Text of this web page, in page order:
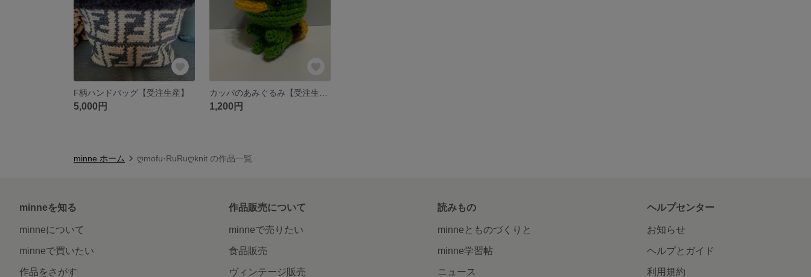
F柄ハンドバッグ【受注生産】
5,000円 1,200円
minne ホーム ღmofu·RuRuღknit の作品一覧
minneを知る
minneについて
minneで買いたい
作品をさがす
作品販売について
minneで売りたい
食品販売
ヴィンテージ販売
読みもの
minneとものづくりと
minne学習帖
ニュース
ヘルプセンター
お知らせ
ヘルプとガイド
利用規約